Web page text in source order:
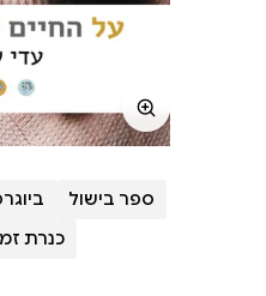
ספר בישול
כנרת